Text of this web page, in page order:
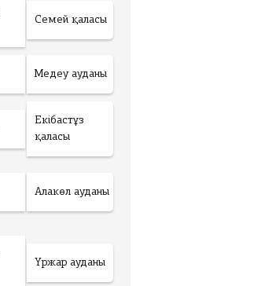
Семей қаласы
Медеу ауданы
Екібастұз
қаласы
Алакөл ауданы
Үржар ауданы